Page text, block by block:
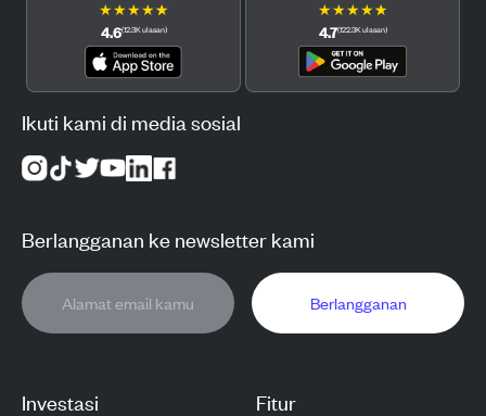
Investasi Fitur
★★★★★
4.6(12.3Kulasan)
★★★★★
4.7(122.3Kulasan)
Ikuti kami di media sosial
Berlangganan ke newsletter kami
Berlangganan